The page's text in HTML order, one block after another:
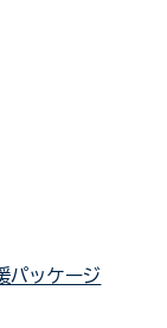
パッケージ